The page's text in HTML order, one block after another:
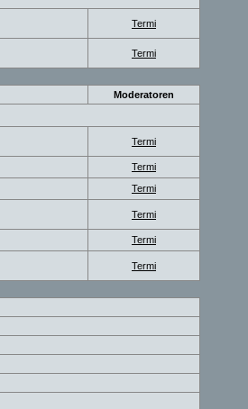
Termi
Termi
Moderatoren
Termi
Termi
Termi
Termi
Termi
Termi